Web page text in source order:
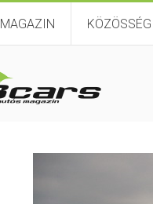
MAGAZIN KÖZÖSSÉG